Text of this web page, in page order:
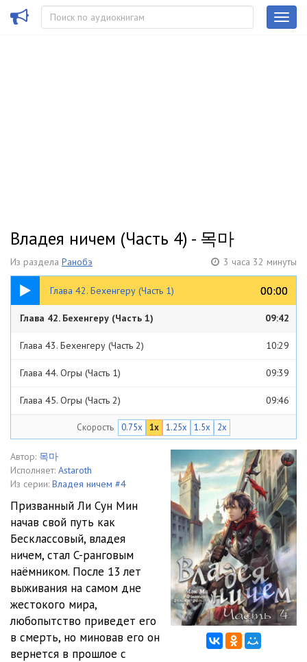
Владея ничем (Часть 4) - 목마
Из раздела Ранобэ 3 часа 32 минуты
Глава 42. Бехенгеру (Часть 1) 00:00
00:00
09:42
Глава 42. Бехенгеру (Часть 1) 09:42
Глава 43. Бехенгеру (Часть 2) 10:29
Глава 44. Огры (Часть 1) 09:39
Глава 45. Огры (Часть 2) 09:46
Глава 46. Огры (Часть 3)
Глава 47. Огры (Часть 4) 09:58
Глава 48. Огры (Часть 5) 13:06
Глава 49. Схватка (Часть 1) 11:41
Глава 50. Схватка (Часть 2) 13:44
Глава 51. Схватка (Часть 3) 13:04
Глава 52. Схватка (Часть 4) 12:07
Глава 53. Схватка (Часть 5) 12:14
Глава 54. Переменная (Часть 1)
Скорость 0.75x 1x 1.25x 1.5x 2x
Автор: 목마
Исполняет: Astaroth
Из серии: Владея ничем #4
Призванный Ли Сун Мин
начав свой путь как
Бесклассовый, владея
ничем, стал C-ранговым
наёмником. После 13 лет
выживания на самом дне
жестокого мира,
любопытство приведет его
в смерть, но миновав его он
вернется в прошлое с